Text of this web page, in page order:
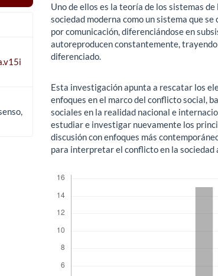
Uno de ellos es la teoría de los sistemas
sociedad moderna como un sistema que
por comunicación, diferenciándose en
autoreproducen constantemente,
diferenciado.
Esta investigación apunta a rescatar los
enfoques en el marco del conflicto social,
sociales en la realidad nacional e
estudiar e investigar nuevamente los
discusión con enfoques más
para interpretar el conflicto en la sociedad